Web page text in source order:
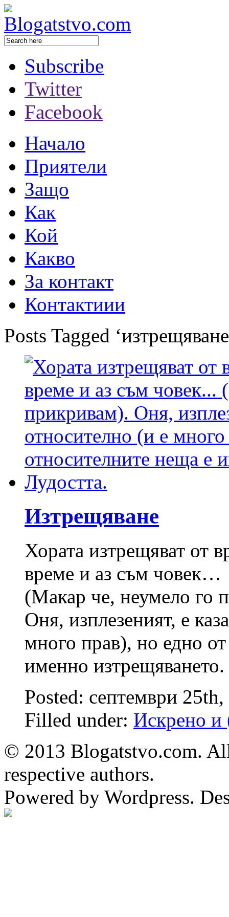
Subscribe
Twitter
Facebook
Начало
Приятели
Защо
Как
Кой
Какво
За контакт
Контактиии
Posts Tagged
Изтрещяване
Хората изтрещяват от
време и аз съм човек…
(Макар че, неумело го
Оня, изплезеният, е
много прав), но едно
именно
Posted: септември
Filled under: Искрено и
© 2013 Blogatstvo.com.
respective authors.
Powered by Wordpress.